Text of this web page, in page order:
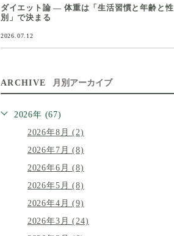
ダイエット論 ― 体重は「生活習慣と年齢と性
別」で決まる
2026.07.12
ARCHIVE 月別アーカイブ
2026年 (67)
2026年8月 (2)
2026年7月 (8)
2026年6月 (8)
2026年5月 (8)
2026年4月 (9)
2026年3月 (24)